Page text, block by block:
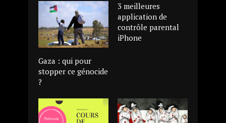
Gaza : qui pour
stopper ce génocide
?
3 meilleures
application de
contrôle parental
iPhone